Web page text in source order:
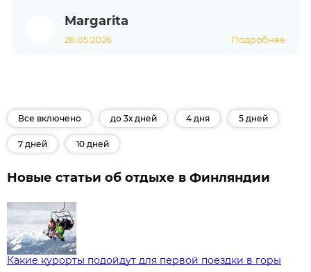
Margarita
26.05.2026 Подробнее
Все включено до 3х дней 4 дня 5 дней
7 дней 10 дней
Новые статьи об отдыхе в Финляндии
Какие курорты подойдут для первой поездки в горы